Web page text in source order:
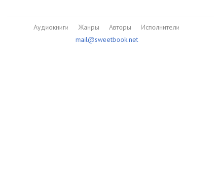
Аудиокниги Жанры Авторы
Исполнители
mail@sweetbook.net